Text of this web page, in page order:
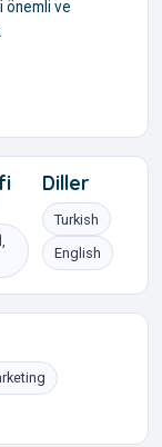
önemli ve
Diller
Turkish
English